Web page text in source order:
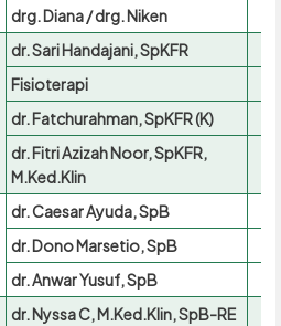
drg. Diana / drg. Niken
dr. Sari Handajani, SpKFR
Fisioterapi
dr. Fatchurahman, SpKFR (K)
dr. Fitri Azizah Noor, SpKFR,
M.Ked.Klin
dr. Caesar Ayuda, SpB
dr. Dono Marsetio, SpB
dr. Anwar Yusuf, SpB
dr. Nyssa C, M.Ked.Klin, SpB-RE